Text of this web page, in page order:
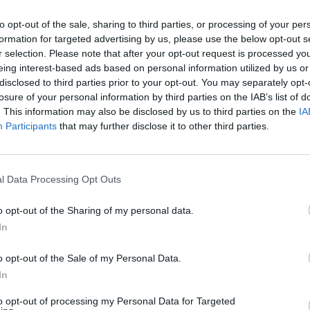
opt-out of the sale, sharing to third parties, or processing of your
for targeted advertising by us, please use the below opt-out
selection. Please note that after your opt-out request is processed
interest-based ads based on personal information utilized by us
to third parties prior to your opt-out. You may separately
of your personal information by third parties on the IAB’s list of
This information may also be disclosed by us to third parties on the
Participants that may further disclose it to other third parties.
Data Processing Opt Outs
opt-out of the Sharing of my personal data.
opt-out of the Sale of my Personal Data.
opt-out of processing my Personal Data for Targeted
già confermato il mandato per proporre
decisione della Corte d’Appello gli avvocati
avevano chiesto per l’imputata
la Procura durante il processonon
dell’omicidio», ed è probabilmente da
per l’appello. Secondo gli avvocati
Pereira Carneiro non avrebbe potuto
sulla vita che aveva
risarcimento legato all’incidente, non
Gli avvocati hanno inoltre “bollato”
non sufficienti a provare la premeditazione
alla magia nera